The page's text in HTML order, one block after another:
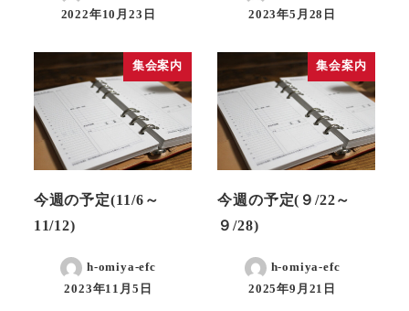
2022年10月23日 2023年5月28日
集会案内
今週の予定(11/6～
11/12)
h-omiya-efc
2023年11月5日
集会案内
今週の予定(９/22～
９/28)
h-omiya-efc
2025年9月21日